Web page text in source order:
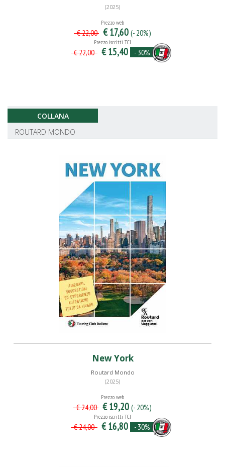
(2025)
Prezzo web
€ 22,00 € 17,60 (- 20%)
Prezzo iscritti TCI
€ 22,00 € 15,40 - 30%
COLLANA
ROUTARD MONDO
New York
Routard Mondo
(2025)
Prezzo web
€ 24,00 € 19,20 (- 20%)
Prezzo iscritti TCI
€ 24,00 € 16,80 - 30%